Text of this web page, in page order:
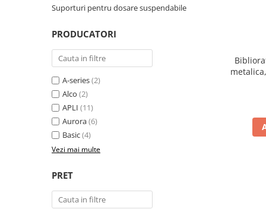
Suporturi pentru documente,
reviste, cataloage
Tavite pentru documente
Organizare si arhivare
Accesorii pentru arhivare
Bibliorafturi
Caiete mecanice
Clasoare, mape si suporti pentru
carti de vizita
Dosare de prezentare
Suporturi pentru dosare suspendabile
PRODUCATORI
A-series(2)
Alco (2)
APLI (11)
Aurora(6)
Basic(4)
Vezi mai multe
PRET